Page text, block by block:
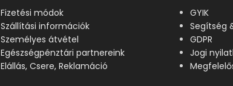
Fizetési módok
Szállítási információk
Személyes átvétel
Egészségpénztári partnereink
Elállás, Csere, Reklamáció
GYIK
Segítség
GDPR
Jogi